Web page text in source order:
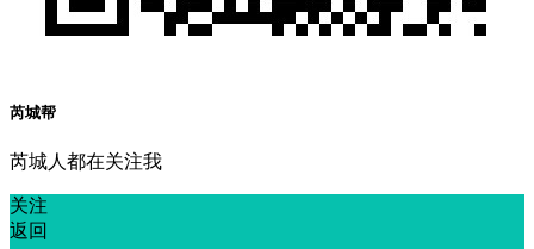
芮城帮
芮城人都在关注我
关注
返回